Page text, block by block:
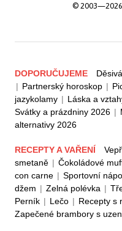
© 2003—2026
DOPORUČUJEME
| Partnerský horoskop |
jazykolamy | Láska a
Svátky a prázdniny 2026 |
alternativy 2026
RECEPTY A VAŘENÍ
smetaně | Čokoládové
con carne | Sportovní
džem | Zelná polévka |
Perník | Lečo | Recepty s
Zapečené brambory s